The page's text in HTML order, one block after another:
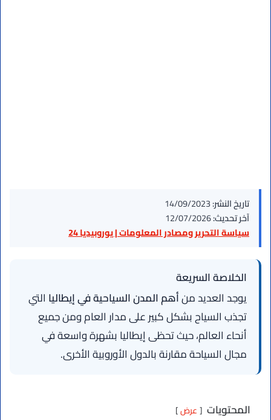
تاريخ النشر:14/09/2023
آخر تحديث:12/07/2026
سياسة التحرير ومصادر المعلومات | يوروبيديا 24
الخلاصة السريعة
يوجد العديد منأهم المدن السياحية في إيطاليا التي
تجذب السياح بشكل كبير على مدار العام ومن جميع
أنحاء العالم، حيث تحظى إيطاليا بشهرة واسعة في
مجال السياحة مقارنة بالدول الأوروبية الأخرى.
المحتويات عرض